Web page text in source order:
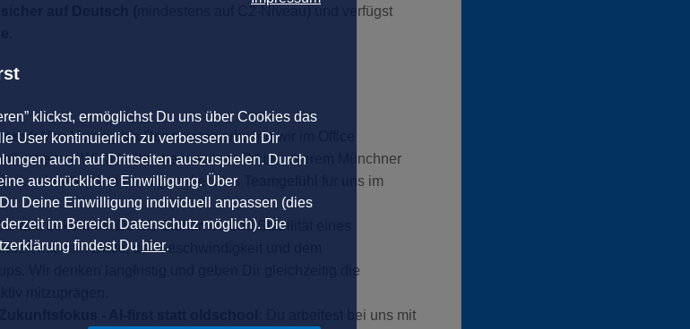
auf Deutsch (
mindestens auf C2-Niveau) und verfügst
Von Montag bis Donnerstag arbeiten wir im Office
arbeiten. Wir arbeiten bewusst vor Ort in unserem Münchner
schnelle Abstimmung und echtes Teamgefühl für uns im
uns bekommst Du die Sicherheit und Stabilität eines
mit dem Drive, der Geschwindigkeit und dem
Wir denken langfristig und geben Dir gleichzeitig die
mitzuprägen.
- AI-first statt oldschool:
Du arbeitest bei uns mit
klickst, ermöglichst Du uns über Cookies das
User kontinuierlich zu verbessern und Dir
auch auf Drittseiten auszuspielen. Durch
ausdrückliche Einwilligung. Über
Deine Einwilligung individuell anpassen (dies
im Bereich Datenschutz möglich). Die
findest Du hier.